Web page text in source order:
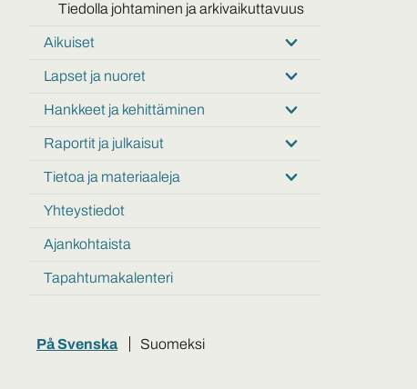
Tiedolla johtaminen ja arkivaikuttavuus
Aikuiset
Submenu:
Lapset ja nuoret
Submenu:
nuoret
Hankkeet ja kehittäminen
Submenu:
kehittäminen
Raportit ja julkaisut
Submenu:
Tietoa ja materiaaleja
Submenu:
Yhteystiedot
Ajankohtaista
Tapahtumakalenteri
På Svenska Suomeksi